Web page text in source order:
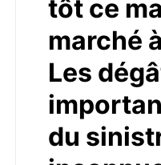
tôt ce
marché
Les
du